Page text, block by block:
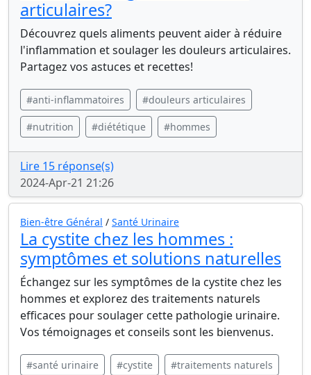
articulaires?
Découvrez quels aliments peuvent aider à réduire
l'inflammation et soulager les douleurs articulaires.
Partagez vos astuces et recettes!
#anti-inflammatoires #douleurs articulaires
#nutrition #diététique #hommes
Lire 15 réponse(s)
2024-Apr-21 21:26
Bien-être Général / Santé Urinaire
La cystite chez les hommes :
symptômes et solutions naturelles
Échangez sur les symptômes de la cystite chez les
hommes et explorez des traitements naturels
efficaces pour soulager cette pathologie urinaire.
Vos témoignages et conseils sont les bienvenus.
#santé urinaire #cystite #traitements naturels